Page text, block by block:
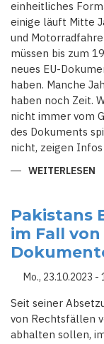
einheitliches
einige läuft Mitte
und
müssen bis zum
neues EU-
haben. Manche
haben noch Zeit.
nicht immer vom
des Dokuments
nicht, zeigen Infos
WEITERLESEN
Pakistans
im Fall
Mo., 23.10.2023 -
Seit seiner
von Rechtsfällen
abhalten sollen,